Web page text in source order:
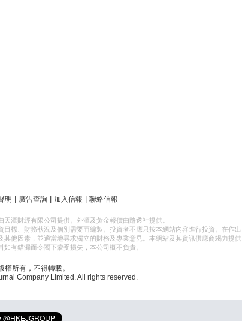
明 | 廣告查詢 | 加入信報 | 聯絡信報
滙財經有限公司提供。外滙及黃金報價由路透社提供。
標、財務狀況及個別需要而編製。投資者不應只按本網站內容進行投資。在作出
他因素，並適當地尋求獨立的財務及專業意見。本網站及其資訊供應商竭力提供
有錯漏而令閣下蒙受損失，本公司概不負責。
所有，不得轉載。
Company Limited. All rights reserved.